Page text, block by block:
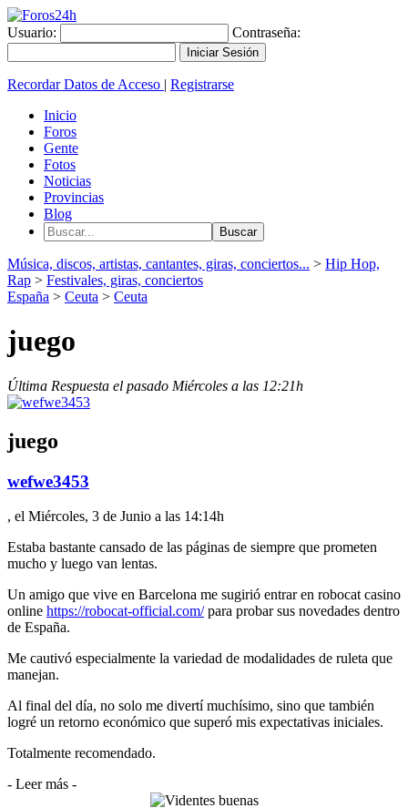
Usuario: Contraseña:
Recordar Datos de Acceso | Registrarse
Inicio
Foros
Gente
Fotos
Noticias
Provincias
Blog
Música, discos, artistas, cantantes, giras, conciertos... > Hip Hop,
Rap > Festivales, giras, conciertos
España > Ceuta > Ceuta
juego
Última Respuesta el pasado Miércoles a las 12:21h
juego
wefwe3453
, el Miércoles, 3 de Junio a las 14:14h
Estaba bastante cansado de las páginas de siempre que prometen
mucho y luego van lentas.
Un amigo que vive en Barcelona me sugirió entrar en robocat casino
online https://robocat-official.com/para probar sus novedades dentro
de España.
Me cautivó especialmente la variedad de modalidades de ruleta que
manejan.
Al final del día, no solo me divertí muchísimo, sino que también
logré un retorno económico que superó mis expectativas iniciales.
Totalmente recomendado.
- Leer más -